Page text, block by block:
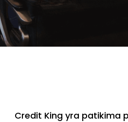
Credit King yra patikima